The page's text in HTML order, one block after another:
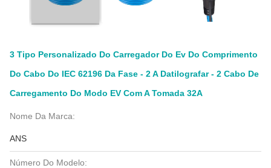
3 Tipo Personalizado Do Carregador Do Ev Do Comprimento
Do Cabo Do IEC 62196 Da Fase - 2 A Datilografar - 2 Cabo De
Carregamento Do Modo EV Com A Tomada 32A
Nome Da Marca:
ANS
Número Do Modelo: